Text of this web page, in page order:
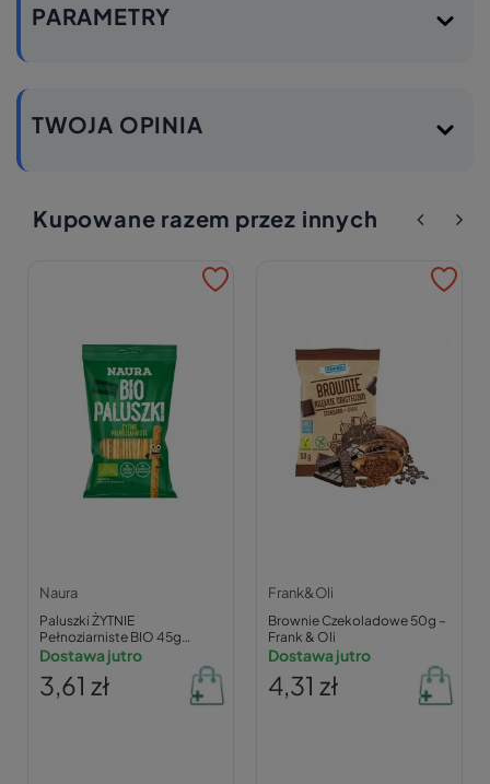
PARAMETRY
TWOJA OPINIA
Kupowane razem przez innych
Naura
Paluszki ŻYTNIE
Pełnoziarniste BIO 45g
NAURA
Dostawa jutro
3,61 zł
Frank&Oli
Brownie Czekoladowe 50g –
Frank & Oli
Dostawa jutro
4,31 zł